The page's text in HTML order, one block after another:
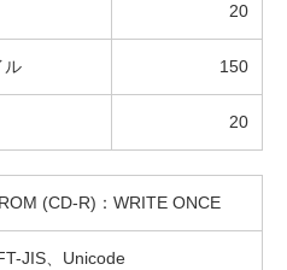
20
ル 150
20
(CD-R)：WRITE ONCE
JIS、Unicode